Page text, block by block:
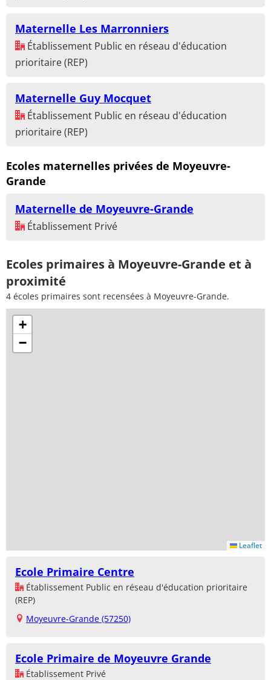
Maternelle Les Marronniers
Établissement Public en réseau d'éducation
prioritaire (REP)
Maternelle Guy Mocquet
Établissement Public en réseau d'éducation
prioritaire (REP)
Ecoles maternelles privées de Moyeuvre-
Grande
Maternelle de Moyeuvre-Grande
Établissement Privé
Ecoles primaires à Moyeuvre-Grande et à
proximité
4 écoles primaires sont recensées à Moyeuvre-Grande.
+
−
Leaflet
Ecole Primaire Centre
Établissement Public en réseau d'éducation prioritaire
(REP)
Moyeuvre-Grande (57250)
Ecole Primaire de Moyeuvre Grande
Établissement Privé